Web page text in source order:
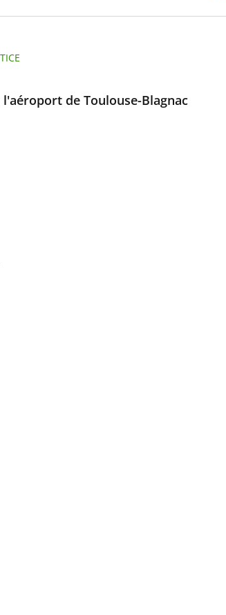
de Toulouse-Blagnac